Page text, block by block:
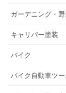
ガーデニング・野
キャリパー塗装
バイク
バイク自動車ツ